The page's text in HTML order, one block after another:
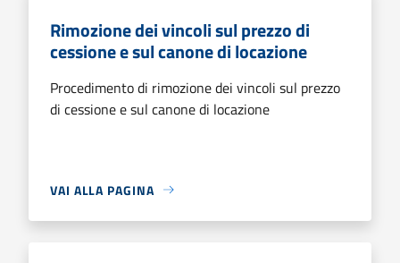
Rimozione dei vincoli sul prezzo di
cessione e sul canone di locazione
Procedimento di rimozione dei vincoli sul prezzo
di cessione e sul canone di locazione
VAI ALLA PAGINA